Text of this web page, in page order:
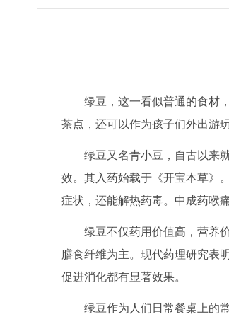
绿豆，这一看似普通的食材
茶点，还可以作为孩子们外出游
绿豆又名青小豆，自古以来
效。其入药始载于《开宝本草》
症状，还能解热药毒。中成药喉
绿豆不仅药用价值高，营养
膳食纤维为主。现代药理研究表
促进消化都有显著效果。
绿豆作为人们日常餐桌上的